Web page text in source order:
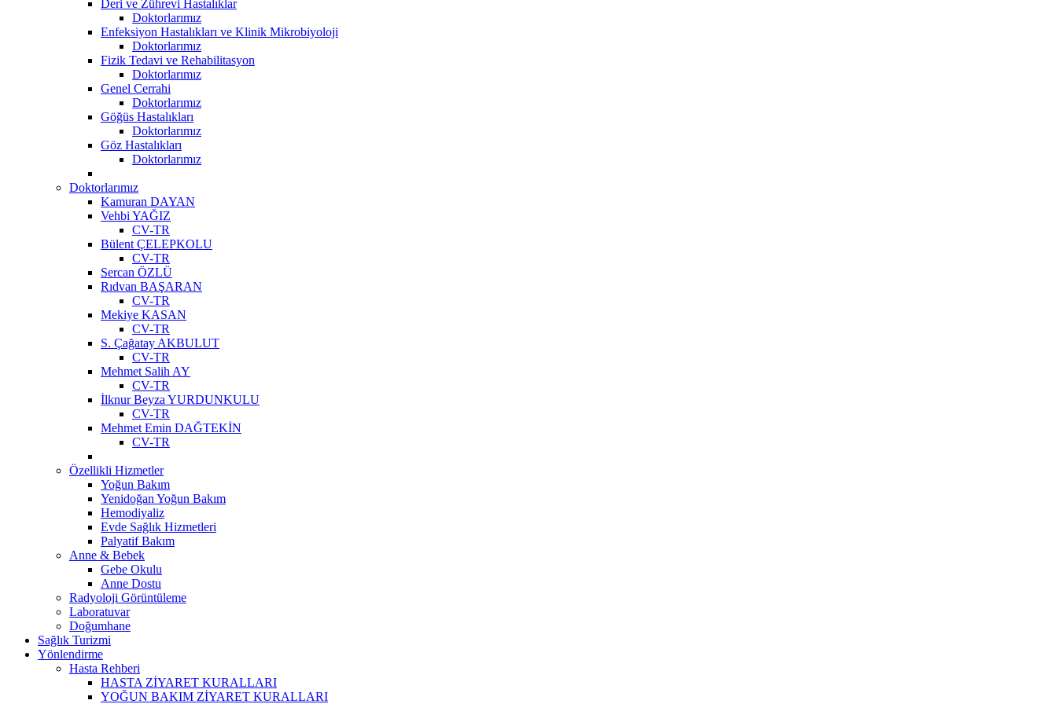
Deri ve Zührevi Hastalıklar
Doktorlarımız
Enfeksiyon Hastalıkları ve Klinik Mikrobiyoloji
Doktorlarımız
Fizik Tedavi ve Rehabilitasyon
Doktorlarımız
Genel Cerrahi
Doktorlarımız
Göğüs Hastalıkları
Doktorlarımız
Göz Hastalıkları
Doktorlarımız
Doktorlarımız
Kamuran DAYAN
Vehbi YAĞIZ
CV-TR
Bülent ÇELEPKOLU
CV-TR
Sercan ÖZLÜ
Rıdvan BAŞARAN
CV-TR
Mekiye KASAN
CV-TR
S. Çağatay AKBULUT
CV-TR
Mehmet Salih AY
CV-TR
İlknur Beyza YURDUNKULU
CV-TR
Mehmet Emin DAĞTEKİN
CV-TR
Özellikli Hizmetler
Yoğun Bakım
Yenidoğan Yoğun Bakım
Hemodiyaliz
Evde Sağlık Hizmetleri
Palyatif Bakım
Anne & Bebek
Gebe Okulu
Anne Dostu
Radyoloji Görüntüleme
Laboratuvar
Doğumhane
Sağlık Turizmi
Yönlendirme
Hasta Rehberi
HASTA ZİYARET KURALLARI
YOĞUN BAKIM ZİYARET KURALLARI